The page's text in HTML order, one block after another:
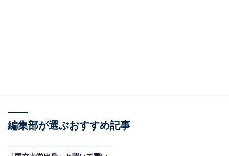
編集部が選ぶおすすめ記事